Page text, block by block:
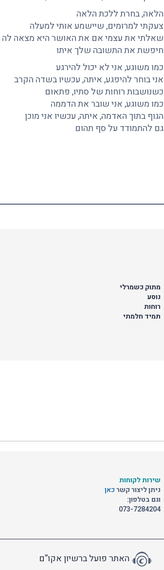
הלאה, בחרת ללכת הלאה
צעקתי למרומים, שיישמע אותי למעלה
שאלתי את עצמי אם את האושר היא מצאה לה
חיפשת את התשובה שלך איתו
כמו משוגע, אני לא יכול להירגע
אני בוחר להיפגע, איתה, עכשיו בשדה הקרב
כשנושבות רוחות של סתיו, פתאום
כמו משוגע, אני שובר את הדממה
הגוף בתוך האדמה, איתה, עכשיו אני מוכן
גם להתמודד על סף תהום
מתוק כשמרלי
נוסע
רוחות
תמיד חלמתי
שירות לקוחות
ניתן ליצור קשרכאן
וגם בטלפון:
073-7284204
האתר פועל ברשיון אקו”ם